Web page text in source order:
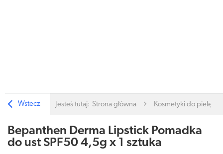
Wstecz Jesteś tutaj: Strona główna Kosmetyki do
Bepanthen Derma Lipstick Pomadka
do ust SPF50 4,5g x 1 sztuka